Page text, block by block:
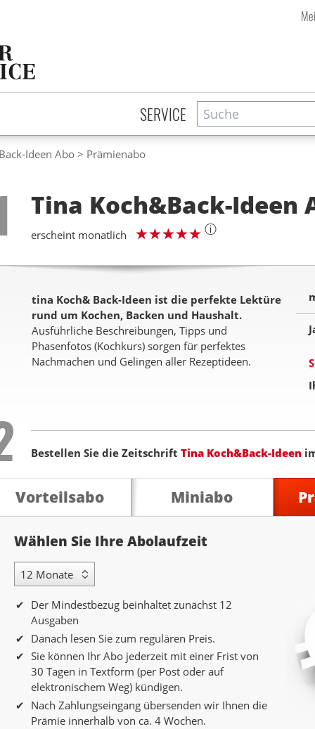
SERVICE Suche
Zeitschriftensuche
Ideen Abo Prämienabo
Tina Koch&Back-Ideen
erscheint monatlich ⓘ
tina Koch& Back-Ideen ist die perfekte Lektüre
rund um Kochen, Backen und Haushalt.
Ausführliche Beschreibungen, Tipps und
Phasenfotos (Kochkurs) sorgen für perfektes
Nachmachen und Gelingen aller Rezeptideen.
Bestellen Sie die Zeitschrift Tina Koch&Back-Ideen
Vorteilsabo Miniabo
Wählen Sie Ihre Abolaufzeit
12 Monate Laufzeit
Der Mindestbezug beinhaltet zunächst 12
Ausgaben
Danach lesen Sie zum regulären Preis.
Sie können Ihr Abo jederzeit mit einer Frist von
30 Tagen in Textform (per Post oder auf
elektronischem Weg) kündigen.
Nach Zahlungseingang übersenden wir Ihnen die
Prämie innerhalb von ca. 4 Wochen.